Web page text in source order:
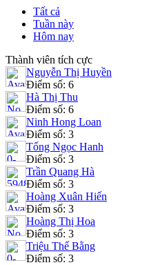
Tất cả
Tuần này
Hôm nay
Thành viên tích cực
Nguyễn Thị Huyền
Điểm số: 6
Hà Thị Thu
Điểm số: 6
Ninh Hong Loan
Điểm số: 3
Tống Ngọc Hanh
Điểm số: 3
Trần Quang Hà
Điểm số: 3
Hoàng Xuân Hiến
Điểm số: 3
Hoàng Thị Hoa
Điểm số: 3
Triệu Thế Bằng
Điểm số: 3